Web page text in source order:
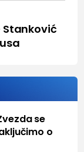
Stanković
se
o